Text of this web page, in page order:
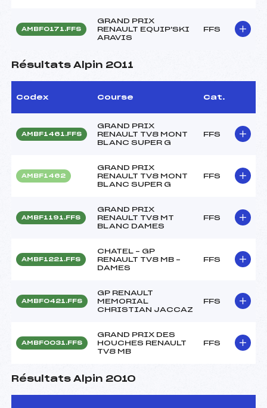
AMBF0171.FFS
GRAND PRIX
RENAULT EQUIP'SKI
ARAVIS
FFS
Résultats Alpin 2011
Codex Course Cat.
AMBF1461.FFS
GRAND PRIX
RENAULT TV8 MONT
BLANC SUPER G
FFS
AMBF1462
GRAND PRIX
RENAULT TV8 MONT
BLANC SUPER G
FFS
AMBF1191.FFS
GRAND PRIX
RENAULT TV8 MT
BLANC DAMES
FFS
AMBF1221.FFS
CHATEL – GP
RENAULT TV8 MB –
DAMES
FFS
AMBF0421.FFS
GP RENAULT
MEMORIAL
CHRISTIAN JACCAZ
FFS
AMBF0031.FFS
GRAND PRIX DES
HOUCHES RENAULT
TV8 MB
FFS
Résultats Alpin 2010